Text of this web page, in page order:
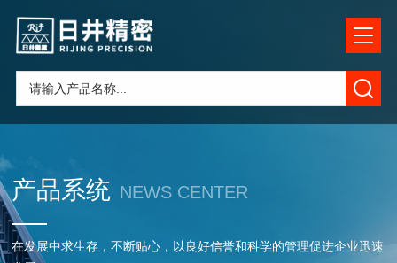
产品系统 NEWS CENTER
在发展中求生存，不断贴心，以良好信誉和科学的管理促进企业迅速